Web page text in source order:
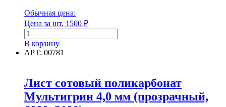
Обычная цена:
Цена за шт. 1500 ₽
Количество
товара
Колодец
с
дном
и
крышкой,
В корзину
АРТ: 00781
Лист сотовый поликарбонат
Мультигрин 4,0 мм (прозрачный,